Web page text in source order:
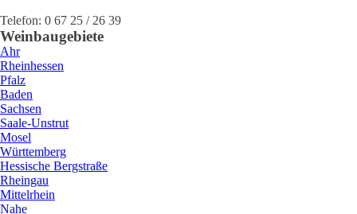
Telefon: 0 67 25 / 26 39
Weinbaugebiete
Ahr
Rheinhessen
Pfalz
Baden
Sachsen
Saale-Unstrut
Mosel
Württemberg
Hessische Bergstraße
Rheingau
Mittelrhein
Nahe